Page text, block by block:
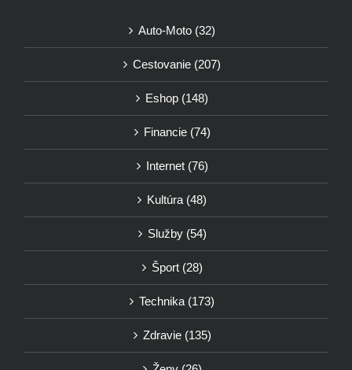
Auto-Moto (32)
Cestovanie (207)
Eshop (148)
Financie (74)
Internet (76)
Kultúra (48)
Služby (54)
Šport (28)
Technika (173)
Zdravie (135)